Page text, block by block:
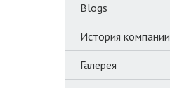
Blogs
История компании
Галерея